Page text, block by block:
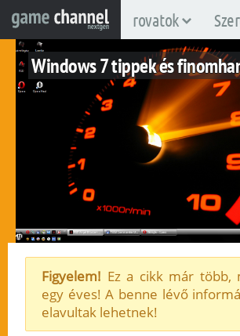
rovatok
Windows 7 tippek és
windows
Figyelem! Ez a cikk már több,
egy éves! A benne lévő
elavultak lehetnek!